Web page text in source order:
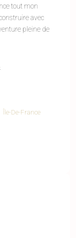
tout mon
avec
pleine de
Île-De-France